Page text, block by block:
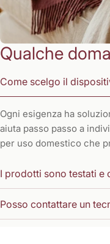
Qualche
Come scelgo il
Ogni esigenza ha
aiuta passo passo a
per uso domestico che
I prodotti sono testati e
Posso contattare un